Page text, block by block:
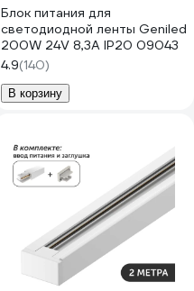
Блок питания для
светодиодной ленты Geniled
200W 24V 8,3А IP20 09043
4.9(140)
В корзину